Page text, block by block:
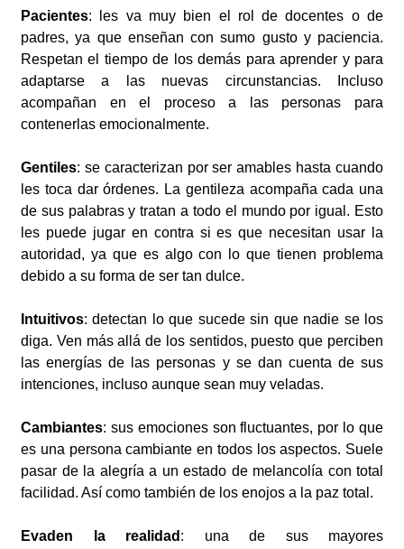
Pacientes: les va muy bien el rol de docentes o de
padres, ya que enseñan con sumo gusto y paciencia.
Respetan el tiempo de los demás para aprender y para
adaptarse a las nuevas circunstancias. Incluso
acompañan en el proceso a las personas para
contenerlas emocionalmente.
Gentiles: se caracterizan por ser amables hasta cuando
les toca dar órdenes. La gentileza acompaña cada una
de sus palabras y tratan a todo el mundo por igual. Esto
les puede jugar en contra si es que necesitan usar la
autoridad, ya que es algo con lo que tienen problema
debido a su forma de ser tan dulce.
Intuitivos: detectan lo que sucede sin que nadie se los
diga. Ven más allá de los sentidos, puesto que perciben
las energías de las personas y se dan cuenta de sus
intenciones, incluso aunque sean muy veladas.
Cambiantes: sus emociones son fluctuantes, por lo que
es una persona cambiante en todos los aspectos. Suele
pasar de la alegría a un estado de melancolía con total
facilidad. Así como también de los enojos a la paz total.
Evaden la realidad : una de sus mayores